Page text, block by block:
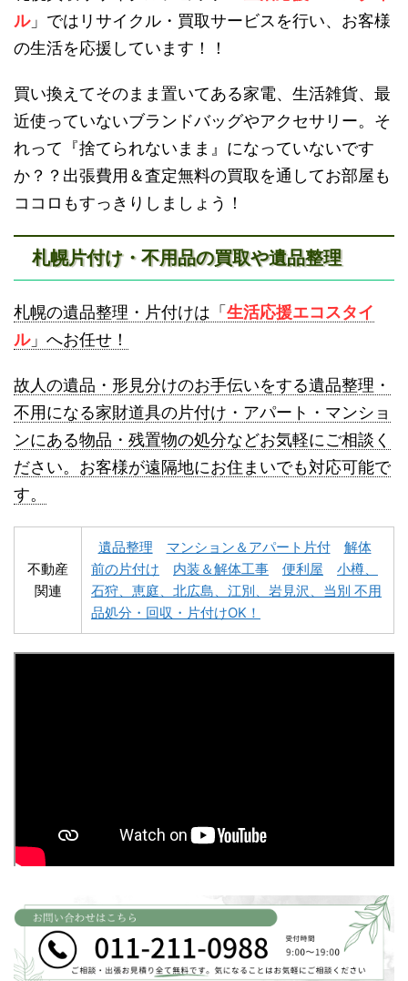
砂川不用品回収 帯広・十勝不用品回収
名寄市不用品回収 士別市不用品回収
深川市不用品回収 夕張市不用品回収
白老町不用品回収 長万部町不用品回収
ル」ではリサイクル・買取サービスを行い、お客様
の生活を応援しています！！
買い換えてそのまま置いてある家電、生活雑貨、最
近使っていないブランドバッグやアクセサリー。そ
れって『捨てられないまま』になっていないです
か？？出張費用＆査定無料の買取を通してお部屋も
ココロもすっきりしましょう！
札幌片付け・不用品の買取や遺品整理
札幌の遺品整理・片付けは「生活応援エコスタイ
ル」へお任せ！
故人の遺品・形見分けのお手伝いをする遺品整理・
不用になる家財道具の片付け・アパート・マンショ
ンにある物品・残置物の処分などお気軽にご相談く
ださい。お客様が遠隔地にお住まいでも対応可能で
す。
不動産
関連
遺品整理 マンション＆アパート片付
解体
前の片付け
内装＆解体工事 便利屋
小樽、
石狩、恵庭、北広島、江別、岩見沢、当別 不用
品処分・回収・片付けOK！